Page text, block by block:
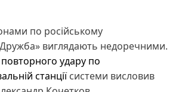
по російському
виглядають недоречними.
повторного удару по
станціїсистеми висловив